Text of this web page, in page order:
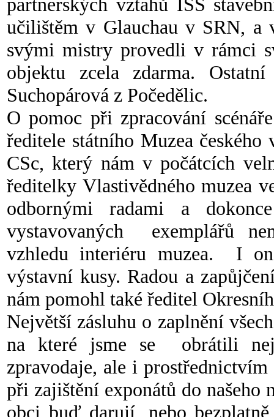
učilištěm v Glauchau v SRN, a
svými mistry provedli v rámci
objektu zcela zdarma.
Suchopárová z Počedělic.
O pomoc při zpracování
ředitele státního Muzea
CSc, který nám v počátcích
ředitelky Vlastivědného muzea
odbornými radami a
vystavovaných exemplářů
vzhledu interiéru muzea. I
výstavní kusy. Radou a
nám pomohl také ředitel
Největší zásluhu o zaplnění
na které jsme se obrátili
zpravodaje, ale i
při zajištění exponátů do
obci buď darují, nebo